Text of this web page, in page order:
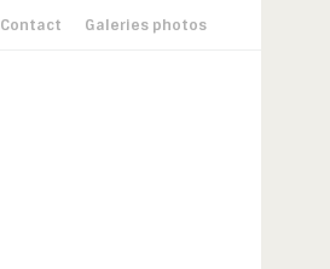
Contact Galeries photos